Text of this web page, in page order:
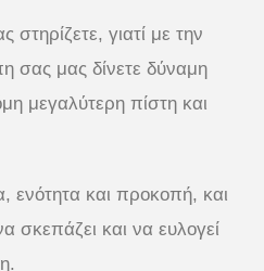
στηρίζετε, γιατί με την
σας μας δίνετε δύναμη
μεγαλύτερη πίστη και
ενότητα και προκοπή, και
σκεπάζει και να ευλογεί